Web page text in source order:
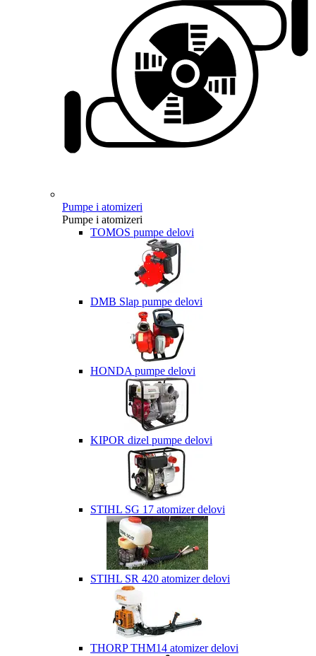
Pumpe i atomizeri
Pumpe i atomizeri
TOMOS pumpe delovi
DMB Slap pumpe delovi
HONDA pumpe delovi
KIPOR dizel pumpe delovi
STIHL SG 17 atomizer delovi
STIHL SR 420 atomizer delovi
THORP THM14 atomizer delovi